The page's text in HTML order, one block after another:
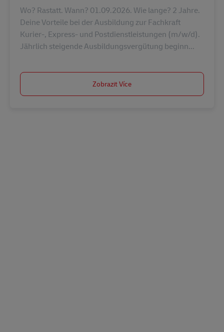
Wo? Rastatt. Wann? 01.09.2026. Wie lange? 2 Jahre.
Deine Vorteile bei der Ausbildung zur Fachkraft
Kurier-, Express- und Postdienstleistungen (m/w/d).
Jährlich steigende Ausbildungsvergütung beginn...
Zobrazit Více